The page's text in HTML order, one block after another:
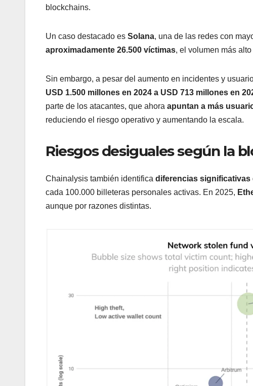
blockchains.
Un caso destacado es Solana, una de las redes con
aproximadamente 26.500 víctimas, el volumen más
Sin embargo, a pesar del aumento en incidentes y
USD 1.500 millones en 2024 a USD 713 millones en
parte de los atacantes, que ahora apuntan a más
reduciendo el riesgo operativo y aumentando la escala.
Riesgos desiguales según la
Chainalysis también identifica diferencias significativas
cada 100.000 billeteras personales activas. En 2025,
aunque por razones distintas.